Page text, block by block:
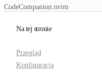
CodeCompanion.nvim
Na tej stronie
Przegląd
Konfiguracja